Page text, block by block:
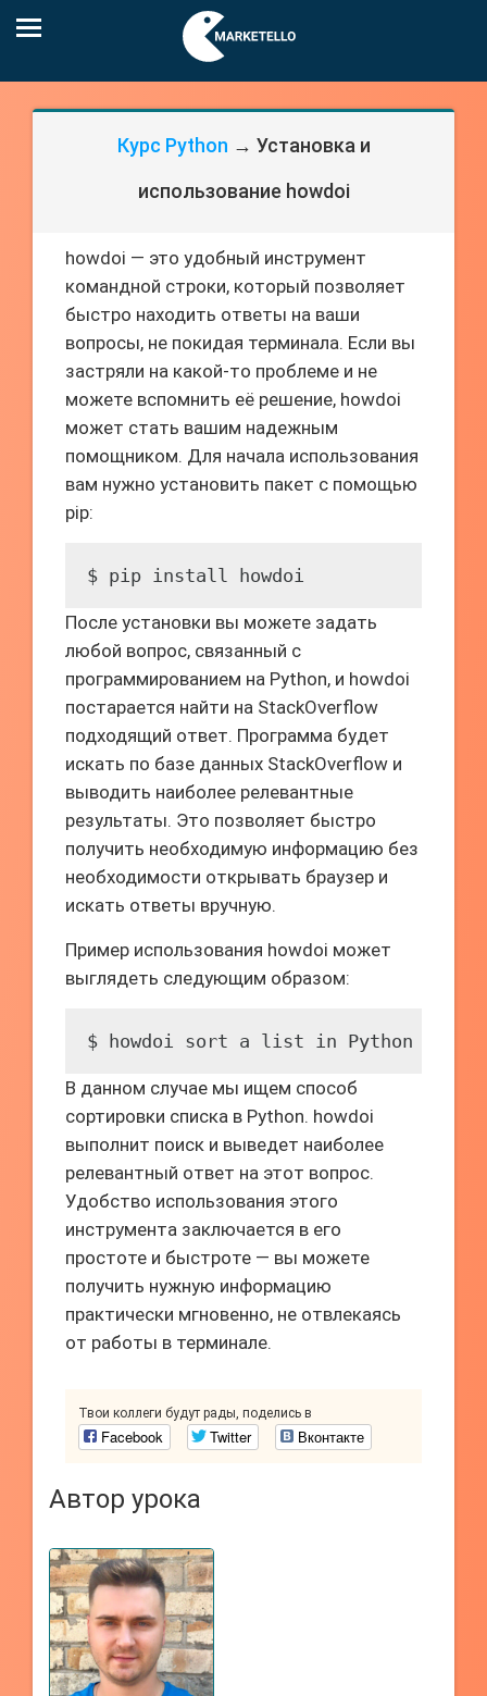
Курс Python → Установка и
использование howdoi
howdoi — это удобный инструмент
командной строки, который позволяет
быстро находить ответы на ваши
вопросы, не покидая терминала. Если вы
застряли на какой-то проблеме и не
можете вспомнить её решение, howdoi
может стать вашим надежным
помощником. Для начала использования
вам нужно установить пакет с помощью
pip:
$ pip install howdoi
После установки вы можете задать
любой вопрос, связанный с
программированием на Python, и howdoi
постарается найти на StackOverflow
подходящий ответ. Программа будет
искать по базе данных StackOverflow и
выводить наиболее релевантные
результаты. Это позволяет быстро
получить необходимую информацию без
необходимости открывать браузер и
искать ответы вручную.
Пример использования howdoi может
выглядеть следующим образом:
$ howdoi sort a list in Python
В данном случае мы ищем способ
сортировки списка в Python. howdoi
выполнит поиск и выведет наиболее
релевантный ответ на этот вопрос.
Удобство использования этого
инструмента заключается в его
простоте и быстроте — вы можете
получить нужную информацию
практически мгновенно, не отвлекаясь
от работы в терминале.
Твои коллеги будут рады, поделись в
Facebook Twitter Вконтакте
Автор урока